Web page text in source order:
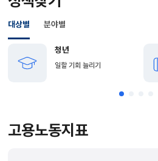
대상별
청년
일할 기회 늘리기
분야별
고용노동지표